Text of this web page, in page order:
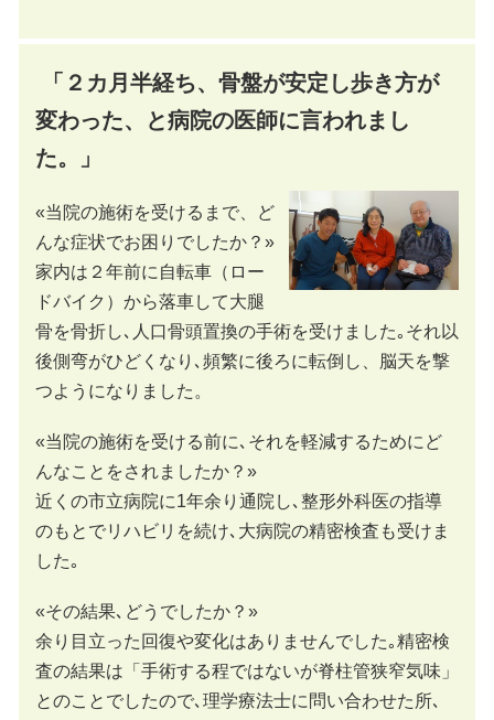
「２カ月半経ち、骨盤が安定し歩き方が
変わった、と病院の医師に言われまし
た。」
«当院の施術を受けるまで、ど
んな症状でお困りでしたか？»
家内は２年前に自転車（ロー
ドバイク）から落車して大腿
骨を骨折し､人口骨頭置換の手術を受けました｡それ以
後側弯がひどくなり､頻繁に後ろに転倒し、脳天を撃
つようになりました。
«当院の施術を受ける前に､それを軽減するためにど
んなことをされましたか？»
近くの市立病院に1年余り通院し､整形外科医の指導
のもとでリハビリを続け､大病院の精密検査も受けま
した｡
«その結果､どうでしたか？»
余り目立った回復や変化はありませんでした｡精密検
査の結果は「手術する程ではないが脊柱管狭窄気味」
とのことでしたので､理学療法士に問い合わせた所､